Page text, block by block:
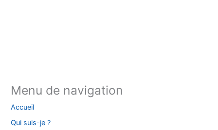
Menu de navigation
Accueil
Qui suis-je ?